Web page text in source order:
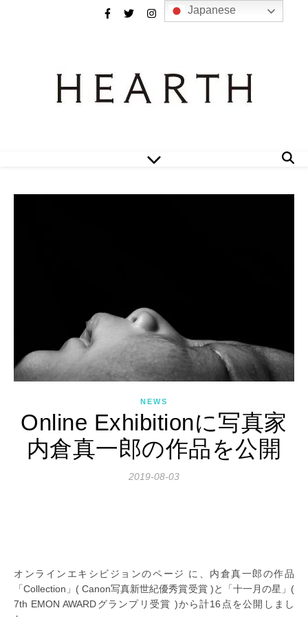
NEWS
Online Exhibitionに写真家
内倉真一郎の作品を公開
2019-08-03
オンラインエキシビジョンのページ に、内倉真一郎の作品
「Collection」( Canon写真新世紀優秀賞受賞 )と「十一月の星」(
7th EMON AWARDグランプリ受賞 )から計16点を公開しまし
Japanese